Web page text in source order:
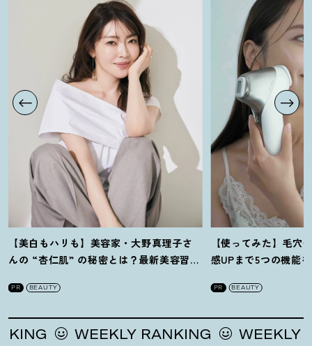
【美白もハリも】美容家・大野真理子さ
んの “杏仁肌” の秘密とは ？ 最新美容習慣
PR BEAUTY
【使ってみた】毛穴
感UPまで5つの機能
PR BEAUTY
WEEKLY RANKING WEEKLY